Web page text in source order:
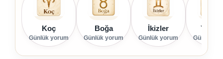
Koç
Günlük yorum
Boğa
Günlük yorum
İkizler
Günlük yorum Günlük